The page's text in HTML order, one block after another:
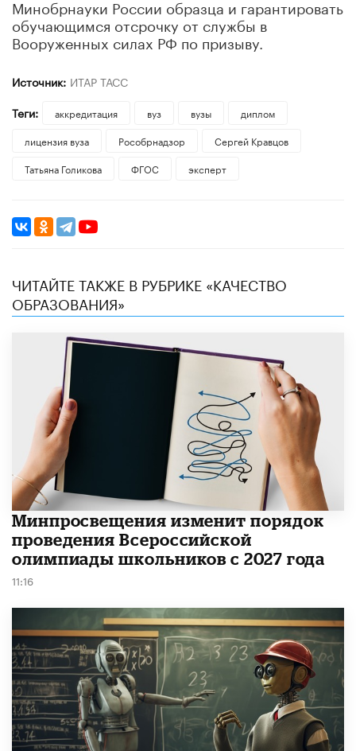
Минобрнауки России образца и гарантировать
обучающимся отсрочку от службы в
Вооруженных силах РФ по призыву.
Источник: ИТАР ТАСС
Теги:
аккредитация вуз вузы
диплом
лицензия вуза
Рособрнадзор
Сергей Кравцов
​Татьяна Голикова
ФГОС эксперт
ЧИТАЙТЕ ТАКЖЕ В РУБРИКЕ «КАЧЕСТВО
ОБРАЗОВАНИЯ»
Минпросвещения изменит порядок
проведения Всероссийской
олимпиады школьников с 2027 года
11:16